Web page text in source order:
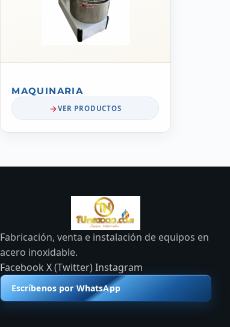
MAQUINARIA
VER PRODUCTOS
Fabricación, venta e instalación de equipos en
acero inoxidable.
FacebookX (Twitter)Instagram
Escríbenos por WhatsApp